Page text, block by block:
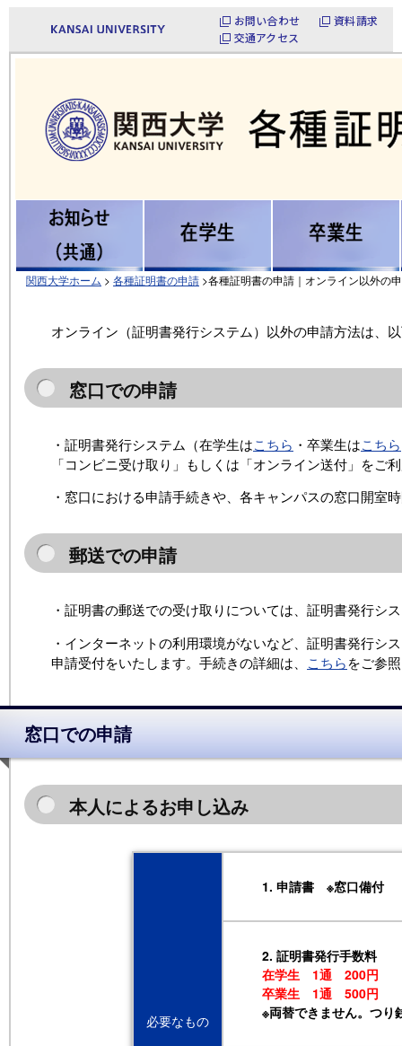
お問い合わせ
資料請求
交通アクセス
関西大学ホーム > 各種証明書の申請 >各種証明書の申請｜オンライン以外の
オンライン（証明書発行システム）以外の申請方法は、
窓口での申請
・証明書発行システム（在学生はこちら ・卒業生はこちら
「コンビニ受け取り」もしくは「オンライン送付」をご
・窓口における申請手続きや、各キャンパスの窓口開室
郵送での申請
・証明書の郵送での受け取りについては、証明書発行シ
・インターネットの利用環境がないなど、証明書発行シ
申請受付をいたします。手続きの詳細は、 こちらをご参
窓口での申請
本人によるお申し込み
必要なもの
1. 申請書 ※窓口備付
2. 証明書発行手数料
在学生 1通 200円
卒業生 1通 500円
※両替できません。つり